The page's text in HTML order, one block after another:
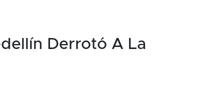
Derrotó A La